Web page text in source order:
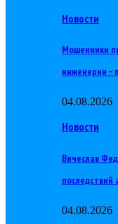
Новости
Мошенники
инженерии –
04.08.2026
Новости
Вячеслав
последствий
04.08.2026